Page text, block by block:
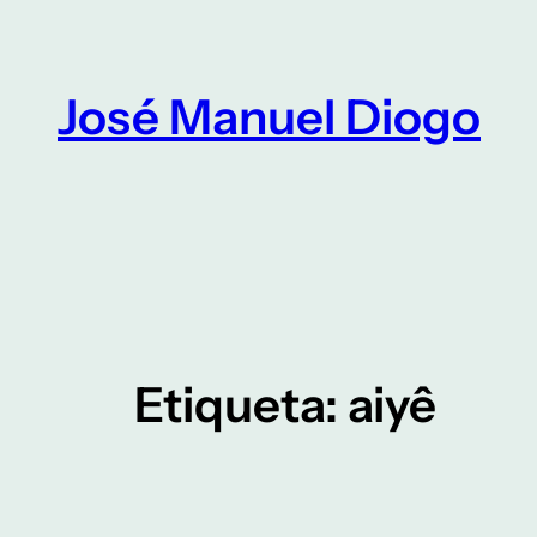
conteúdoJosé Manuel Diogo
Etiqueta: aiyê